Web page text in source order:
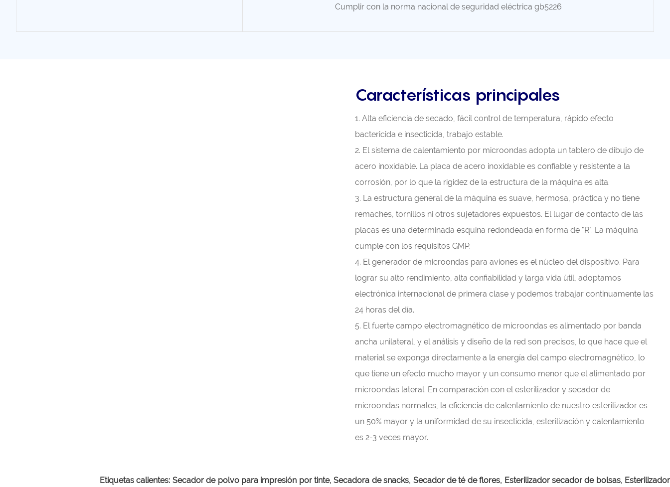
Cumplir con la norma nacional de seguridad eléctrica gb5226
Características principales
1. Alta eficiencia de secado, fácil control de temperatura, rápido efecto
bactericida e insecticida, trabajo estable.
2. El sistema de calentamiento por microondas adopta un tablero de dibujo de
acero inoxidable. La placa de acero inoxidable es confiable y resistente a la
corrosión, por lo que la rigidez de la estructura de la máquina es alta.
3. La estructura general de la máquina es suave, hermosa, práctica y no tiene
remaches, tornillos ni otros sujetadores expuestos. El lugar de contacto de las
placas es una determinada esquina redondeada en forma de "R". La máquina
cumple con los requisitos GMP.
4. El generador de microondas para aviones es el núcleo del dispositivo. Para
lograr su alto rendimiento, alta confiabilidad y larga vida útil, adoptamos
electrónica internacional de primera clase y podemos trabajar continuamente las
24 horas del día.
5. El fuerte campo electromagnético de microondas es alimentado por banda
ancha unilateral, y el análisis y diseño de la red son precisos, lo que hace que el
material se exponga directamente a la energía del campo electromagnético, lo
que tiene un efecto mucho mayor y un consumo menor que el alimentado por
microondas lateral. En comparación con el esterilizador y secador de
microondas normales, la eficiencia de calentamiento de nuestro esterilizador es
un 50% mayor y la uniformidad de su insecticida, esterilización y calentamiento
es 2-3 veces mayor.
Etiquetas calientes: Secador de polvo para impresión por tinte,Secadora de snacks, Secador de té de flores, Esterilizador secador de bolsas, Esterilizador